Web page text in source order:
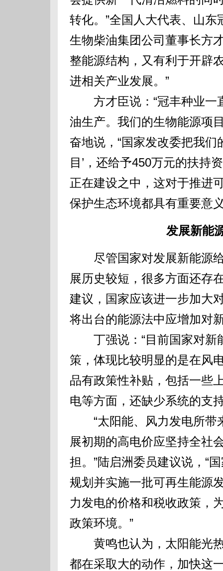
转化。”全国人大代表、山
生物柴油集团公司董事长方
整能源结构，又有利于开辟
进相关产业发展。”
方才臣说：“冠丰种业一
油生产。我们的生物能源项
奋地说，“国家发改委把我们
目’，还给予450万元的扶持
正在建设之中，这对于推进
保护生态环境都具有重要意
发展新能
尽管国家对发展新能源给
展历史较短，很多方面还存
建议，国家应该进一步加大
将出台的能源法中应增加对
丁强说：“目前国家对新
策，体现比较明显的是在风
品有政策性补贴，包括一些
电等方面，还缺少系统的支
“太阳能、风力发电所带
展初期的高电价应坚持全社
担。”陆启洲委员建议说，“
规划并实施一批可再生能源
力发电的价格和税收政策，
政策环境。”
黄鸣也认为，太阳能光热
都在采取大的动作，加快这